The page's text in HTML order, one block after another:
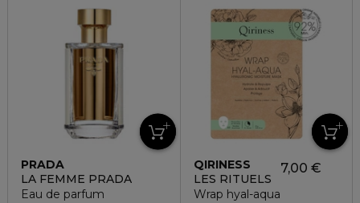
PRADA
LA FEMME PRADA
Eau de parfum
QIRINESS
LES RITUELS
Wrap hyal-aqua
7,00 €